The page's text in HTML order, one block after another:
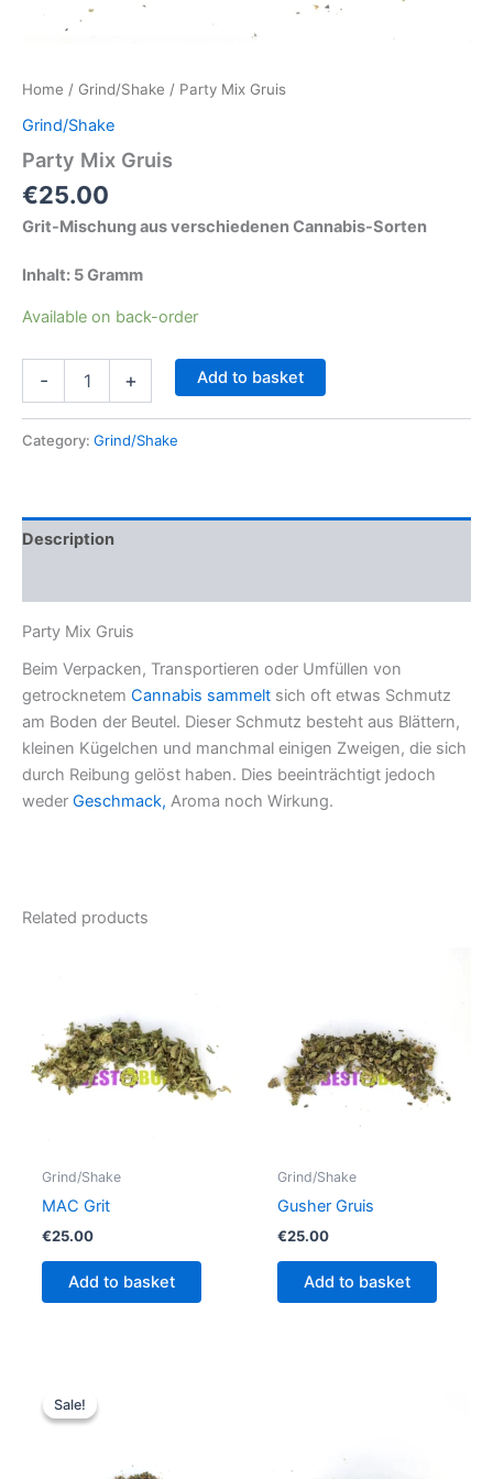
Home / Grind/Shake / Party Mix Gruis
Grind/Shake
Party Mix Gruis
€25.00
Grit-Mischung aus verschiedenen Cannabis-Sorten
Inhalt: 5 Gramm
Available on back-order
- + Add to basket
Category: Grind/Shake
Description
Party Mix Gruis
Beim Verpacken, Transportieren oder Umfüllen von
getrocknetem Cannabis sammelt sich oft etwas Schmutz
am Boden der Beutel. Dieser Schmutz besteht aus Blättern,
kleinen Kügelchen und manchmal einigen Zweigen, die sich
durch Reibung gelöst haben. Dies beeinträchtigt jedoch
weder Geschmack, Aroma noch Wirkung.
Related products
Grind/Shake
MAC Grit
€25.00
Add to basket
Grind/Shake
Gusher Gruis
€25.00
Add to basket
Sale!
Sale!
was: